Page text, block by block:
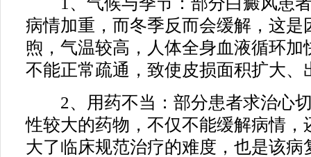
病情加重，而冬季反而会缓解，这是
煦，气温较高，人体全身血液循环加
不能正常疏通，致使皮损面积扩大、
2、用药不当：部分患者求治心切
性较大的药物，不仅不能缓解病情，
大了临床规范治疗的难度，也是该病